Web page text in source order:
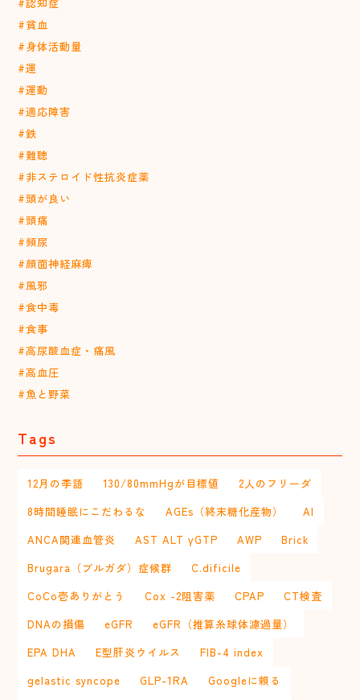
#貧血
#身体活動量
#運
#運動
#適応障害
#鉄
#難聴
#非ステロイド性抗炎症薬
#頭が良い
#頭痛
#頻尿
#顔面神経麻痺
#風邪
#食中毒
#食事
#高尿酸血症・痛風
#高血圧
#魚と野菜
Tags
12月の季語 130/80mmHgが目標値
2人のフリーダ
8時間睡眠にこだわるな
AGEs（終末糖化産物）
AI
ANCA関連血管炎
AST ALT γGTP AWP
Brick
Brugara（ブルガダ）症候群
C.dificile
CoCo壱ありがとう
Cox -2阻害薬 CPAP
CT検査
DNAの損傷
eGFR
eGFR（推算糸球体濾過量）
EPA DHA
E型肝炎ウイルス
FIB-4 index
gelastic syncope
GLP-1RA
Googleに頼る